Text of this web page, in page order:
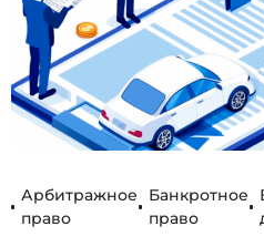
Арбитражное
право
Банкротное
право